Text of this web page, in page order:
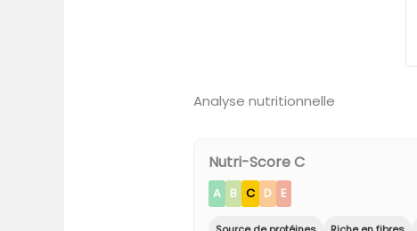
Analyse nutritionnelle
Nutri-Score C
A B C D E